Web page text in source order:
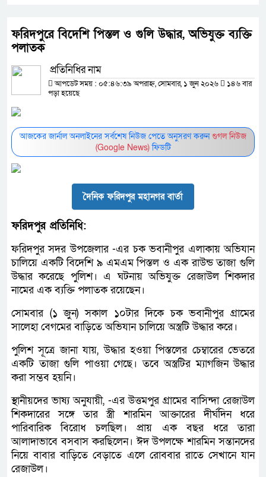
ফরিদপুরে বিদেশি পিস্তল ও গুলি উদ্ধার, অভিযুক্ত ব্যক্তি
পলাতক
প্রতিনিধির নাম
আপডেট সময় : ০৫:৪৬:৩৯ অপরাহ্ন, সোমবার, ১ জুন ২০২৬
১৪৬ বার
পড়া হয়েছে
আজকের জার্নাল অনলাইনের সর্বশেষ নিউজ পেতে অনুসরণ করুনগুগল নিউজ
(Google News)ফিডটি
দৈনিক ফরিদপুর মহানগর বার্তা
ফরিদপুর প্রতিনিধি:
ফরিদপুর সদর উপজেলার -এর চক ভবানীপুর এলাকায় অভিযান
চালিয়ে একটি বিদেশি ৯ এমএম পিস্তল ও এক রাউন্ড তাজা গুলি
উদ্ধার করেছে পুলিশ। এ ঘটনায় অভিযুক্ত রেজাউল শিকদার
নামের এক ব্যক্তি পলাতক রয়েছেন।
সোমবার (১ জুন) সকাল ১০টার দিকে চক ভবানীপুর গ্রামের
সালেহা বেগমের বাড়িতে অভিযান চালিয়ে অস্ত্রটি উদ্ধার করে।
পুলিশ সূত্রে জানা যায়, উদ্ধার হওয়া পিস্তলের চেম্বারের ভেতরে
একটি তাজা গুলি পাওয়া গেছে। তবে অস্ত্রটির ম্যাগজিন উদ্ধার
করা সম্ভব হয়নি।
স্থানীয়দের ভাষ্য অনুযায়ী, -এর উত্তমপুর গ্রামের বাসিন্দা রেজাউল
শিকদারের সঙ্গে তার স্ত্রী শারমিন আক্তারের দীর্ঘদিন ধরে
পারিবারিক বিরোধ চলছিল। প্রায় এক বছর ধরে তারা
আলাদাভাবে বসবাস করছিলেন। ঈদ উপলক্ষে শারমিন সন্তানদের
নিয়ে বাবার বাড়িতে বেড়াতে এলে রোববার রাতে সেখানে যান
রেজাউল।